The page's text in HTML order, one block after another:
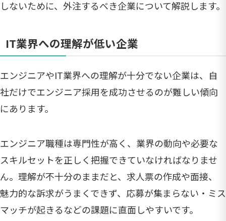
しないために、外注するべき企業について解説します。
IT業界への理解が低い企業
エンジニアやIT業界への理解が十分でない企業は、自
社だけでエンジニア採用を成功させるのが難しい傾向
にあります。
エンジニア職種は専門性が高く、業界の動向や必要な
スキルセットを正しく把握できていなければなりませ
ん。理解が不十分のままだと、求人票の作成や面接、
魅力的な訴求がうまくできず、応募が集まらない・ミス
マッチが起きるなどの課題に直面しやすいです。